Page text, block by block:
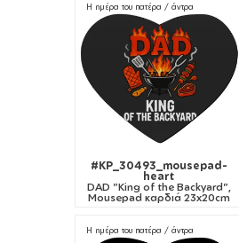
Η ημέρα του πατέρα / άντρα
#KP_30493_mousepad-
heart
DAD "King of the Backyard",
Mousepad καρδιά 23x20cm
Η ημέρα του πατέρα / άντρα